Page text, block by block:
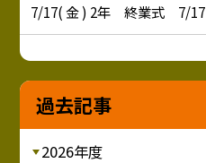
7/17( 金 ) 2年 終業式 7/17
過去記事
2026年度